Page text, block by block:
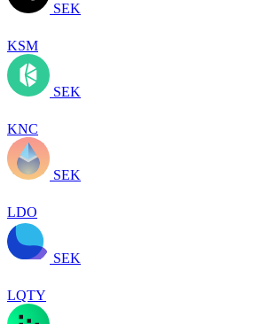
SEK
KSM
SEK
KNC
SEK
LDO
SEK
LQTY